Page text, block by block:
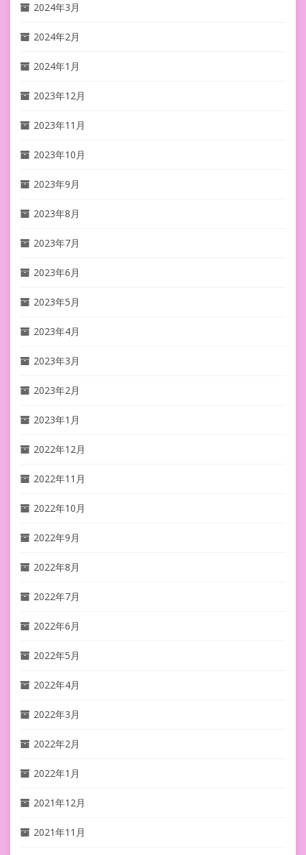
2024年3月
2024年2月
2024年1月
2023年12月
2023年11月
2023年10月
2023年9月
2023年8月
2023年7月
2023年6月
2023年5月
2023年4月
2023年3月
2023年2月
2023年1月
2022年12月
2022年11月
2022年10月
2022年9月
2022年8月
2022年7月
2022年6月
2022年5月
2022年4月
2022年3月
2022年2月
2022年1月
2021年12月
2021年11月